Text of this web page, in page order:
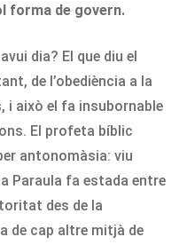
forma de govern.
dia? El que diu el
de l’obediència a la
i això el fa insubornable
El profeta bíblic
antonomàsia: viu
Paraula fa estada entre
des de la
de cap altre mitjà de